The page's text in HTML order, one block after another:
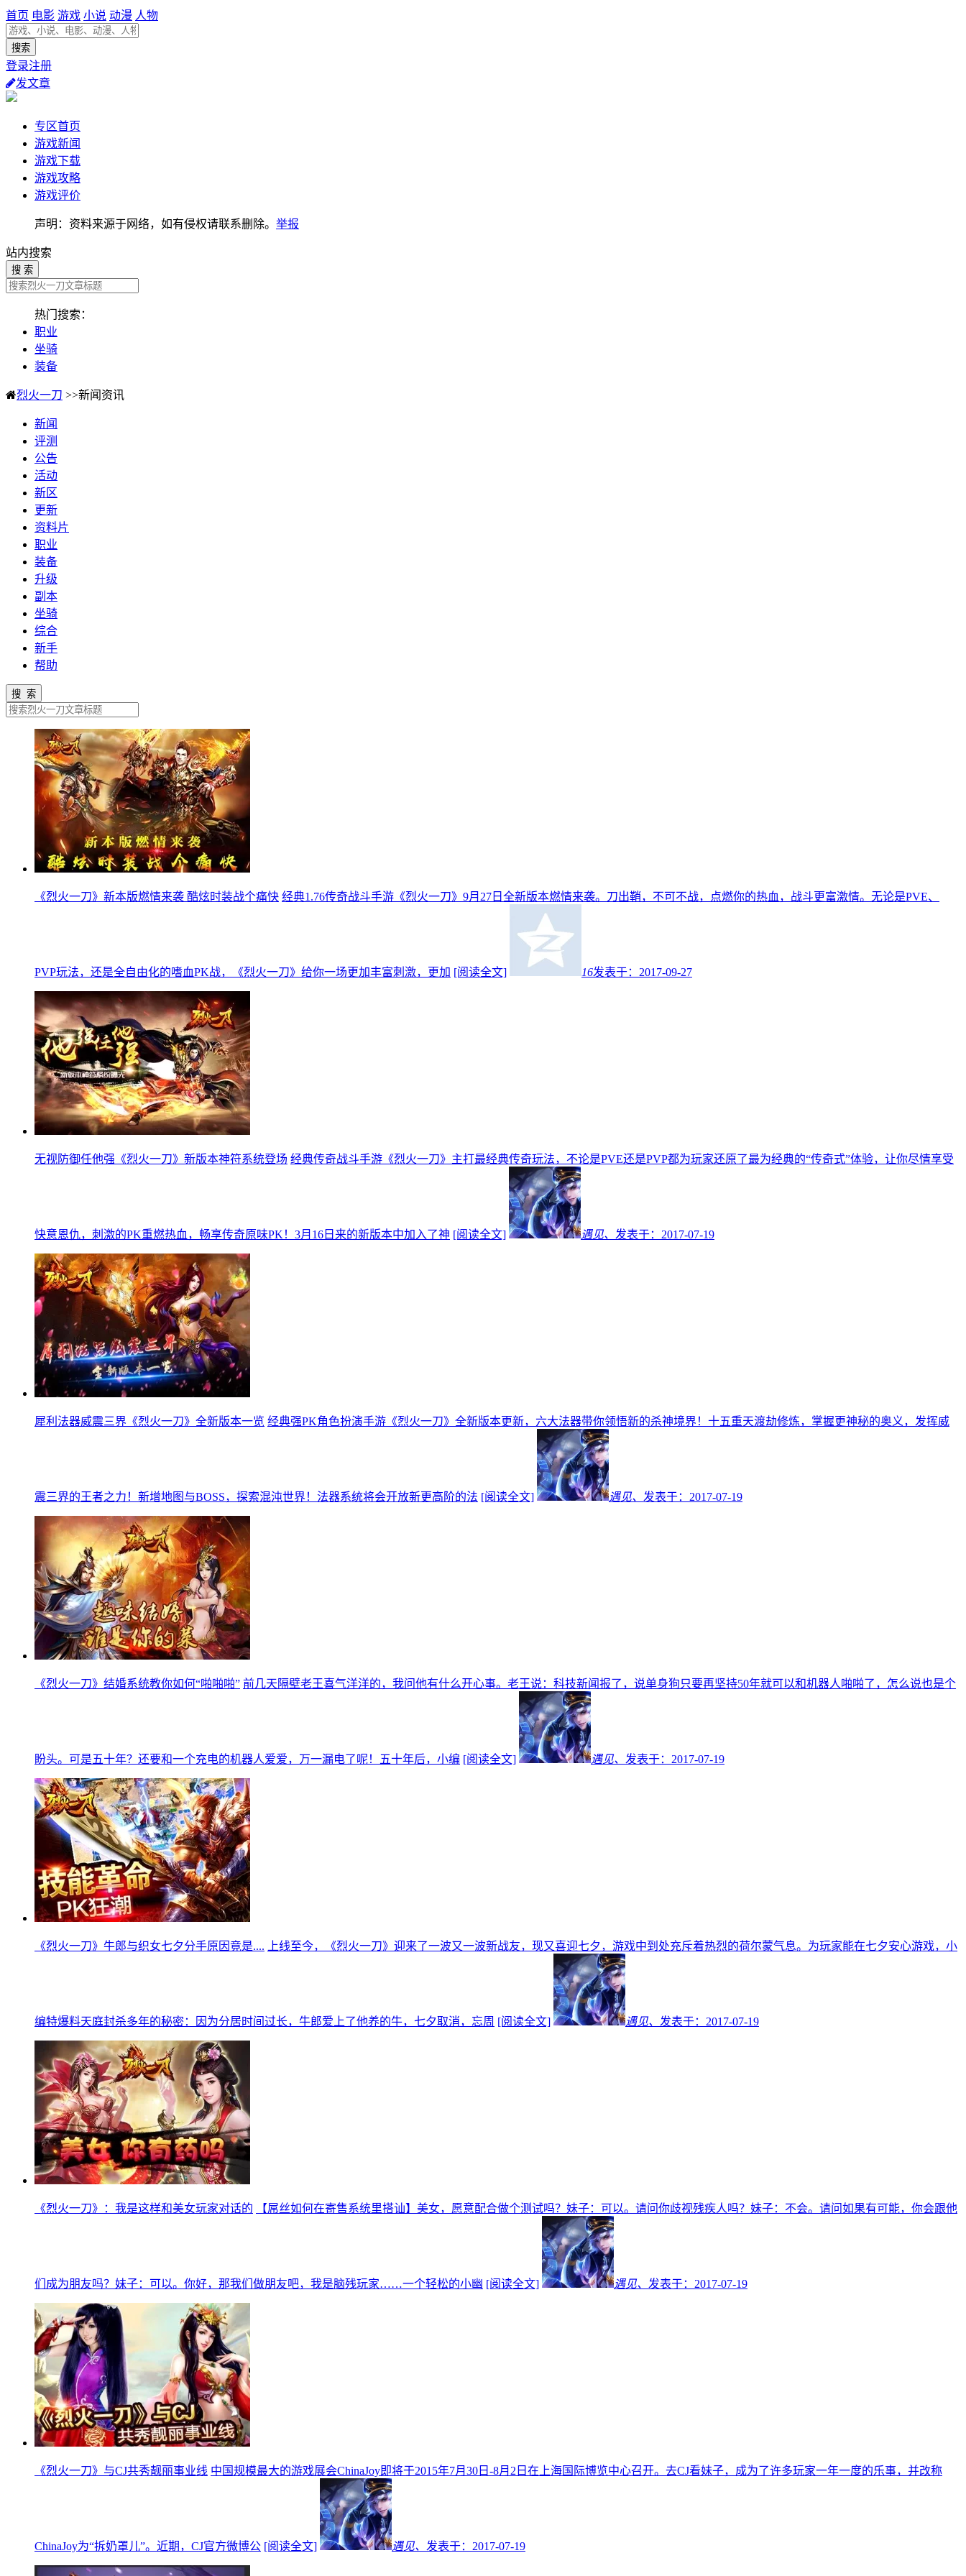
首页 电影 游戏 小说 动漫 人物
登录注册
发文章
专区首页
游戏新闻
游戏下载
游戏攻略
游戏评价
声明：资料来源于网络，如有侵权请联系删除。 举报
站内搜索
搜 索
热门搜索：
职业
坐骑
装备
烈火一刀 >>新闻资讯
新闻
评测
公告
活动
新区
更新
资料片
职业
装备
升级
副本
坐骑
综合
新手
帮助
搜 索
《烈火一刀》新本版燃情来袭 酷炫时装战个痛快 经典1.76传奇战斗手游《烈火一刀》9月27日全新版本燃情来袭。刀出鞘，不可不战，点燃你的热血，战斗更富激情。无论是PVE、
PVP玩法，还是全自由化的嗜血PK战，《烈火一刀》给你一场更加丰富刺激，更加 [阅读全文] 16发表于： 2017-09-27
无视防御任他强《烈火一刀》新版本神符系统登场 经典传奇战斗手游《烈火一刀》主打最经典传奇玩法，不论是PVE还是PVP都为玩家还原了最为经典的“传奇式”体验，让你尽情享受
快意恩仇，刺激的PK重燃热血，畅享传奇原味PK！3月16日来的新版本中加入了神 [阅读全文] 遇见、 发表于： 2017-07-19
犀利法器威震三界《烈火一刀》全新版本一览 经典强PK角色扮演手游《烈火一刀》全新版本更新，六大法器带你领悟新的杀神境界！十五重天渡劫修炼，掌握更神秘的奥义，发挥威
震三界的王者之力！新增地图与BOSS，探索混沌世界！法器系统将会开放新更高阶的法 [阅读全文] 遇见、 发表于： 2017-07-19
《烈火一刀》结婚系统教你如何“啪啪啪” 前几天隔壁老王喜气洋洋的，我问他有什么开心事。老王说：科技新闻报了，说单身狗只要再坚持50年就可以和机器人啪啪了，怎么说也是个
盼头。可是五十年？还要和一个充电的机器人爱爱，万一漏电了呢！五十年后，小编 [阅读全文] 遇见、 发表于： 2017-07-19
《烈火一刀》牛郎与织女七夕分手原因竟是.... 上线至今，《烈火一刀》迎来了一波又一波新战友，现又喜迎七夕，游戏中到处充斥着热烈的荷尔蒙气息。为玩家能在七夕安心游戏，小
编特爆料天庭封杀多年的秘密：因为分居时间过长，牛郎爱上了他养的牛，七夕取消，忘周 [阅读全文] 遇见、 发表于： 2017-07-19
《烈火一刀》：我是这样和美女玩家对话的 【屌丝如何在寄售系统里搭讪】美女，愿意配合做个测试吗？妹子：可以。请问你歧视残疾人吗？妹子：不会。请问如果有可能，你会跟他
们成为朋友吗？妹子：可以。你好，那我们做朋友吧，我是脑残玩家……一个轻松的小幽 [阅读全文] 遇见、 发表于： 2017-07-19
《烈火一刀》与CJ共秀靓丽事业线 中国规模最大的游戏展会ChinaJoy即将于2015年7月30日-8月2日在上海国际博览中心召开。去CJ看妹子，成为了许多玩家一年一度的乐事，并改称
ChinaJoy为“拆奶罩儿”。近期，CJ官方微博公 [阅读全文] 遇见、 发表于： 2017-07-19